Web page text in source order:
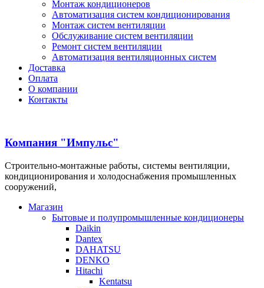
Монтаж кондиционеров
Автоматизация систем кондиционирования
Монтаж систем вентиляции
Обслуживание систем вентиляции
Ремонт систем вентиляции
Автоматизация вентиляционных систем
Доставка
Оплата
О компании
Контакты
Компания "Импульс"
Строительно-монтажные работы, системы вентиляции,
кондиционирования и холодоснабжения промышленных
сооружений,
Магазин
Бытовые и полупромышленные кондиционеры
Daikin
Dantex
DAHATSU
DENKO
Hitachi
Kentatsu